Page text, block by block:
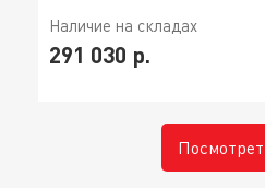
Наличие на складах
291 030 р.